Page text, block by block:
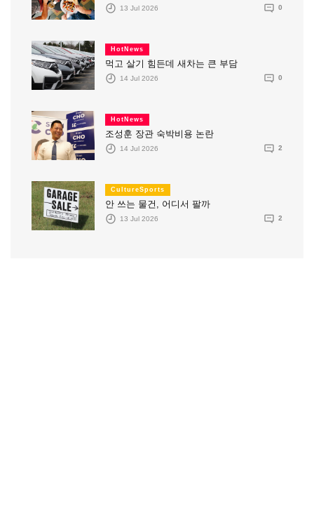
13 Jul 2026 0
HotNews
먹고 살기 힘든데 새차는 큰 부담
14 Jul 2026 0
HotNews
조성훈 장관 숙박비용 논란
14 Jul 2026 2
CultureSports
안 쓰는 물건, 어디서 팔까
13 Jul 2026 2